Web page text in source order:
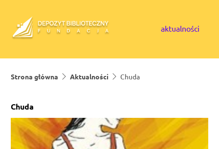
aktualności
Strona główna Aktualności Chuda
Chuda